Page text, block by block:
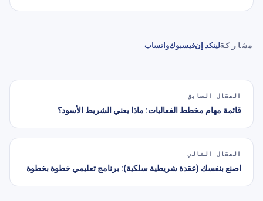
مشاركةلينكد إنفيسبوكواتساب
المقال السابق
قائمة مهام مخطط الفعاليات: ماذا يعني الشريط الأسود؟
المقال التالي
اصنع بنفسك (عقدة شريطية سلكية): برنامج تعليمي خطوة بخطوة